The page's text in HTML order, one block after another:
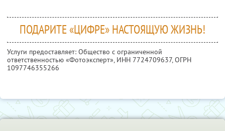
ПОДАРИТЕ «ЦИФРЕ» НАСТОЯЩУЮ ЖИЗНЬ!
Услуги предоставляет: Общество с ограниченной
ответственностью «Фотоэксперт», ИНН 7724709637, ОГРН
1097746355266